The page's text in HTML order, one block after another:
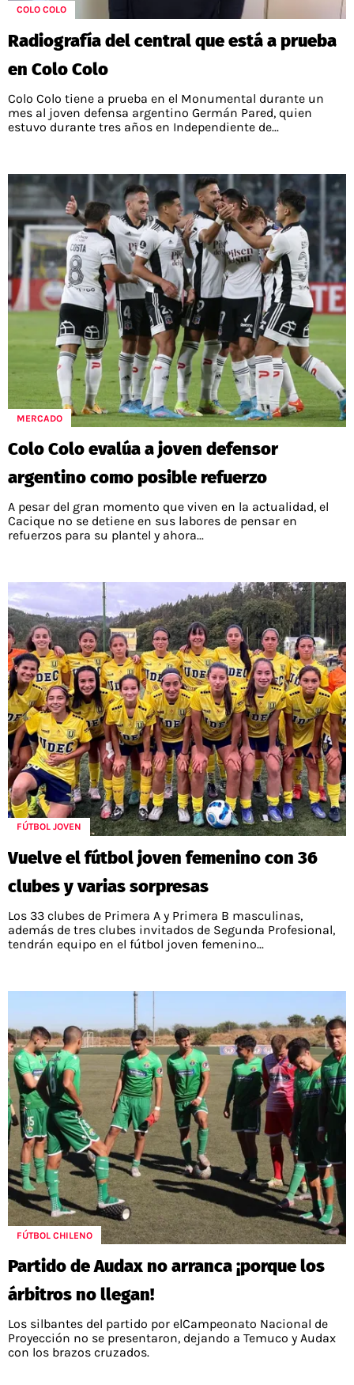
COLO COLO
Radiografía del central que está a prueba
en Colo Colo
Colo Colo tiene a prueba en el Monumental durante un
mes al joven defensa argentino Germán Pared, quien
estuvo durante tres años en Independiente de...
MERCADO
Colo Colo evalúa a joven defensor
argentino como posible refuerzo
A pesar del gran momento que viven en la actualidad, el
Cacique no se detiene en sus labores de pensar en
refuerzos para su plantel y ahora...
FÚTBOL JOVEN
Vuelve el fútbol joven femenino con 36
clubes y varias sorpresas
Los 33 clubes de Primera A y Primera B masculinas,
además de tres clubes invitados de Segunda Profesional,
tendrán equipo en el fútbol joven femenino...
FÚTBOL CHILENO
Partido de Audax no arranca ¡porque los
árbitros no llegan!
Los silbantes del partido por elCampeonato Nacional de
Proyección no se presentaron, dejando a Temuco y Audax
con los brazos cruzados.